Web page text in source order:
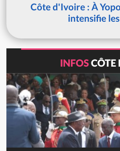
Côte d'Ivoire : À
intensifie
INFOSCÔTE